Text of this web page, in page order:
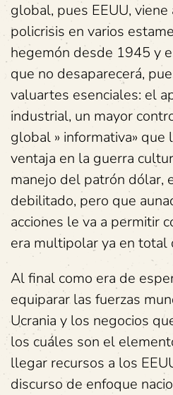
global, pues EEUU,
policrisis en varios
hegemón desde 1945 y
que no desaparecerá,
valuartes esenciales: el
industrial, un mayor
global » informativa»
ventaja en la guerra
manejo del patrón dólar,
debilitado, pero que
acciones le va a permitir
era multipolar ya en total
Al final como era de
equiparar las fuerzas
Ucrania y los negocios
los cuáles son el
llegar recursos a los
discurso de enfoque